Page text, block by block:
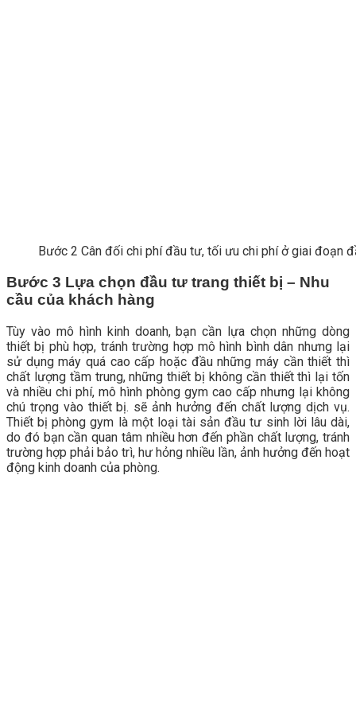
Bước 2 Cân đối chi phí đầu tư, tối ưu chi phí ở giai đoạn
Bước 3 Lựa chọn đầu tư trang thiết bị – Nhu
cầu của khách hàng
Tùy vào mô hình kinh doanh, bạn cần lựa chọn những dòng
thiết bị phù hợp, tránh trường hợp mô hình bình dân nhưng lại
sử dụng máy quá cao cấp hoặc đầu những máy cần thiết thì
chất lượng tầm trung, những thiết bị không cần thiết thì lại tốn
và nhiều chi phí, mô hình phòng gym cao cấp nhưng lại không
chú trọng vào thiết bị. sẽ ảnh hưởng đến chất lượng dịch vụ.
Thiết bị phòng gym là một loại tài sản đầu tư sinh lời lâu dài,
do đó bạn cần quan tâm nhiều hơn đến phần chất lượng, tránh
trường hợp phải bảo trì, hư hỏng nhiều lần, ảnh hưởng đến hoạt
động kinh doanh của phòng.